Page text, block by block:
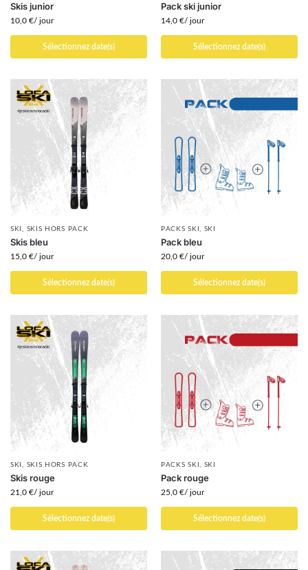
Skis junior
10,0 €/ jour
Sélectionnez date(s)
Pack ski junior
14,0 €/ jour
Sélectionnez date(s)
SKI, SKIS HORS PACK
Skis bleu
15,0 €/ jour
Sélectionnez date(s)
PACKS SKI, SKI
Pack bleu
20,0 €/ jour
Sélectionnez date(s)
SKI, SKIS HORS PACK
Skis rouge
21,0 €/ jour
Sélectionnez date(s)
PACKS SKI, SKI
Pack rouge
25,0 €/ jour
Sélectionnez date(s)